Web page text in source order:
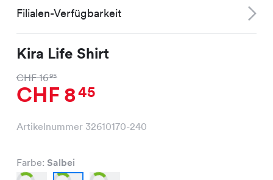
Filialen-Verfügbarkeit
Kira Life Shirt
CHF 1695
CHF 845
Artikelnummer 32610170-240
Farbe: Salbei